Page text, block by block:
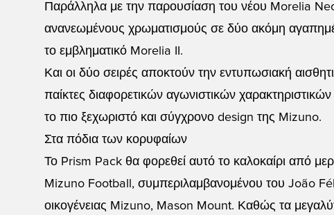
Παράλληλα με την παρουσίαση του νέου Morelia
ανανεωμένους χρωματισμούς σε δύο ακόμη
το εμβληματικό Morelia II.
Και οι δύο σειρές αποκτούν την εντυπωσιακή
παίκτες διαφορετικών αγωνιστικών
το πιο ξεχωριστό και σύγχρονο design της Mizuno.
Στα πόδια των κορυφαίων
Το Prism Pack θα φορεθεί αυτό το καλοκαίρι από
Mizuno Football, συμπεριλαμβανομένου του João
οικογένειας Mizuno, Mason Mount. Καθώς τα